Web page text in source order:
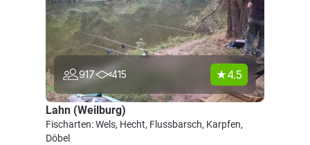
917 415 4.5
Lahn (Weilburg)
Fischarten: Wels, Hecht, Flussbarsch, Karpfen,
Döbel